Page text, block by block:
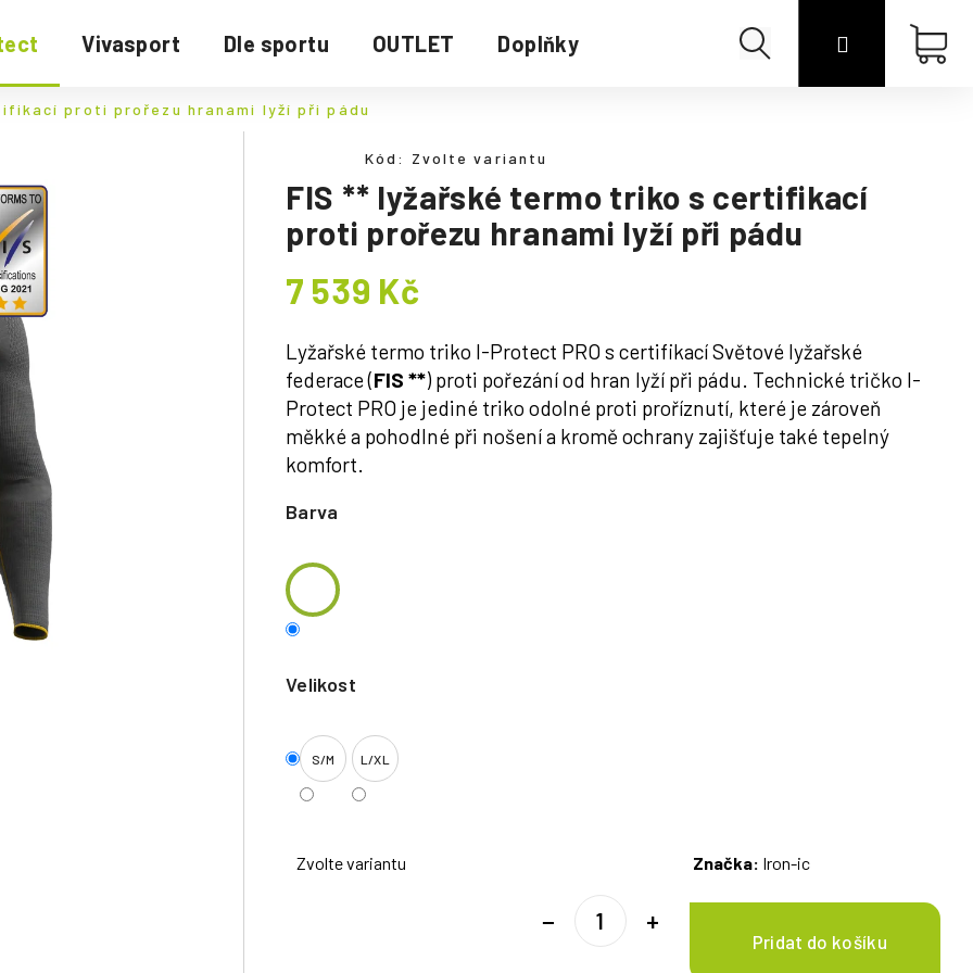
Vivasport Dle sportu OUTLET Doplňky Hledat Přihlášení
proti prořezu hranami lyží při pádu
FIS ** lyžařské termo triko s certifikací
proti prořezu hranami lyží při pádu
Lyžařské termo triko I-Protect PRO s certifikací Světové lyžařské
federace (FIS **) proti pořezání od hran lyží při pádu. Technické tričko I-
Protect PRO je jediné triko odolné proti proříznutí, které je zároveň
měkké a pohodlné při nošení a kromě ochrany zajišťuje také tepelný
komfort.
Barva
Velikost
S/M L/XL
Zvolte variantu Značka: Iron-ic
+
−
Kód: Zvolte variantu
7 539 Kč
cena: